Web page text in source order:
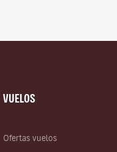
VUELOS
Ofertas vuelos